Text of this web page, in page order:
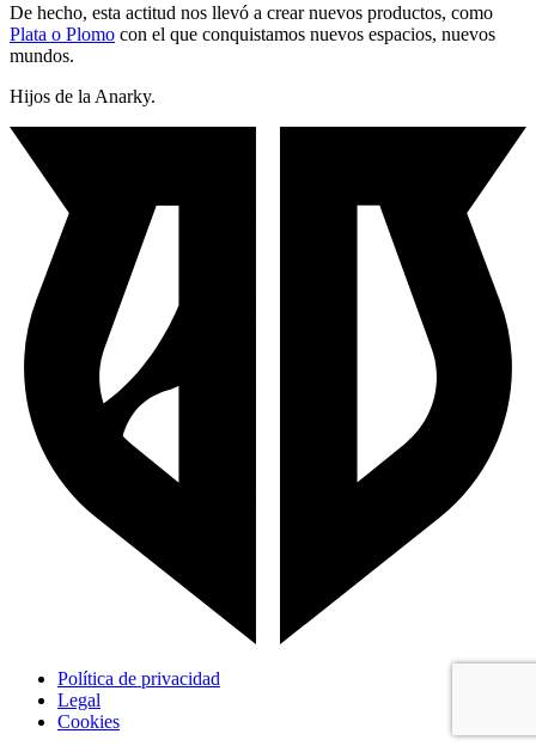
De hecho, esta actitud nos llevó a crear nuevos productos, como
Plata o Plomo con el que conquistamos nuevos espacios, nuevos
mundos.
Hijos de la Anarky.
Política de privacidad
Legal
Cookies